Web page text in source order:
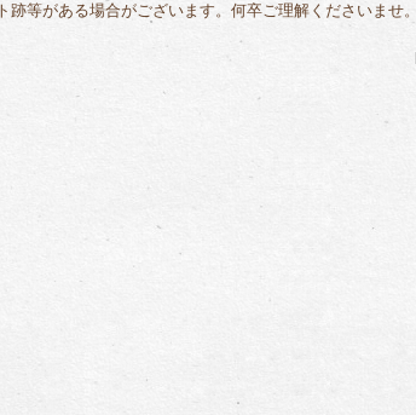
等がある場合がございます。何卒ご理解くださいませ